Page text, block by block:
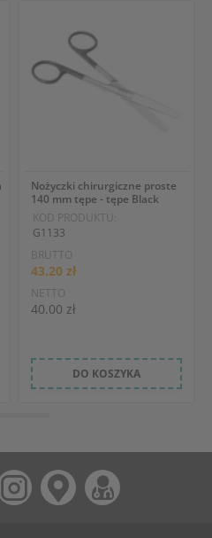
Nożyczki chirurgiczne proste
140 mm tępe - tępe Black
KOD PRODUKTU:
G1133
BRUTTO
43.20 zł
NETTO
40.00 zł
DO KOSZYKA